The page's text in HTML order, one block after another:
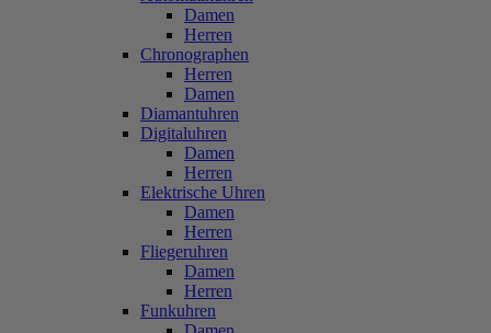
Damen
Herren
Chronographen
Herren
Damen
Diamantuhren
Digitaluhren
Damen
Herren
Elektrische Uhren
Damen
Herren
Fliegeruhren
Damen
Herren
Funkuhren